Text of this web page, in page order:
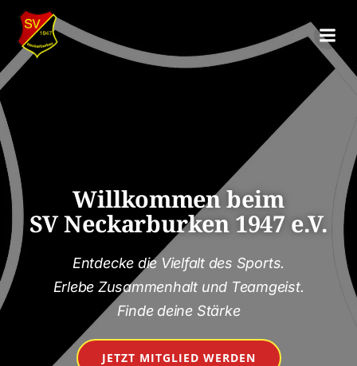
Willkommen beim
SV Neckarburken 1947 e.V.
Entdecke die Vielfalt des Sports.
Erlebe Zusammenhalt und Teamgeist.
Finde deine Stärke
JETZT MITGLIED WERDEN